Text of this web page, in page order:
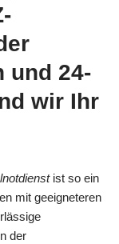
und 24-
wir Ihr
ist so ein
mit geeigneteren
der